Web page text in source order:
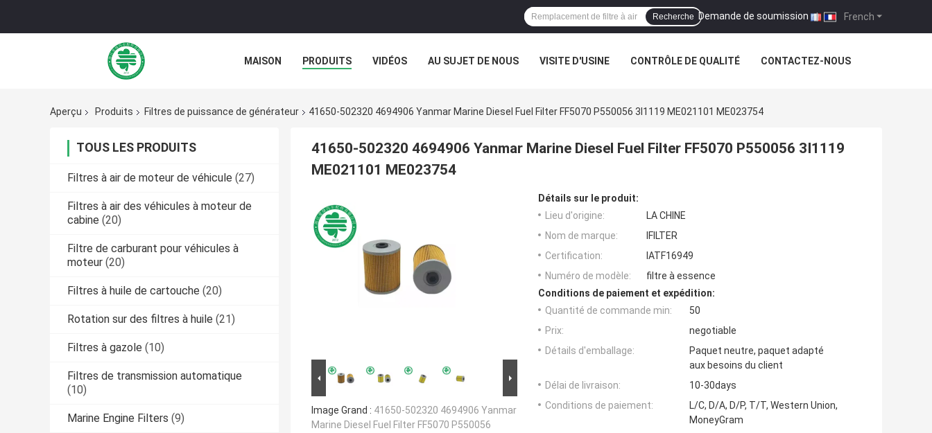
French
Demande de soumission |
Recherche
MAISON PRODUITS VIDÉOS AU SUJET DE NOUS VISITE D'USINE CONTRÔLE DE QUALITÉ CONTACTEZ-NOUS
Aperçu
Produits Filtres de puissance de générateur 41650-502320 4694906 Yanmar Marine Diesel Fuel Filter FF5070 P550056 3I1119 ME021101 ME023754
TOUS LES PRODUITS
Filtres à air de moteur de véhicule (27)
Filtres à air des véhicules à moteur de
cabine (20)
Filtre de carburant pour véhicules à
moteur (20)
Filtres à huile de cartouche (20)
Rotation sur des filtres à huile (21)
Filtres à gazole (10)
Filtres de transmission automatique
(10)
Marine Engine Filters (9)
41650-502320 4694906 Yanmar Marine Diesel Fuel Filter FF5070 P550056 3I1119
ME021101 ME023754
Image Grand : 41650-502320 4694906 Yanmar
Marine Diesel Fuel Filter FF5070 P550056
Détails sur le produit:
Lieu d'origine:
LA CHINE
Nom de marque:
IFILTER
Certification:
IATF16949
Numéro de modèle:
filtre à essence
Conditions de paiement et expédition:
Quantité de commande min:
50
Prix:
negotiable
Détails d'emballage:
Paquet neutre, paquet adapté
aux besoins du client
Délai de livraison:
10-30days
Conditions de paiement:
L/C, D/A, D/P, T/T, Western Union,
MoneyGram